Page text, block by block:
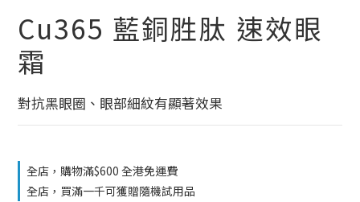
裝 濕疹舒敏膏   幼兒適用
登記成為網店會員，即送$50購物金即刻用!!
Cu365 藍銅胜肽 速效眼
霜
對抗黑眼圈、眼部細紋有顯著效果
全店，購物滿$600 全港免運費
全店，買滿一千可獲贈隨機試用品